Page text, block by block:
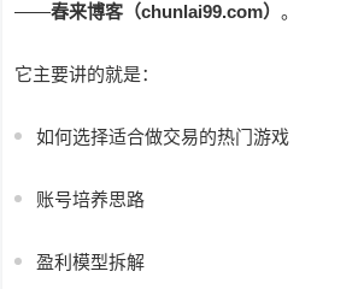
——春来博客（chunlai99.com）。
它主要讲的就是：
如何选择适合做交易的热门游戏
账号培养思路
盈利模型拆解